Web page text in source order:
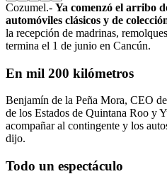
Cozumel.- Ya comenzó el arribo
automóviles clásicos y de
la recepción de madrinas,
termina el 1 de junio en Cancún.
En mil 200 kilómetros
Benjamín de la Peña Mora, CEO
de los Estados de Quintana Roo y
acompañar al contingente y los
dijo.
Todo un espectáculo